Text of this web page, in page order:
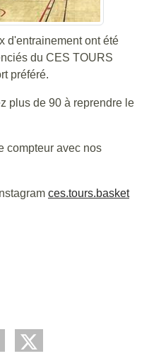
d'entrainement ont été
du CES TOURS
préféré.
plus de 90 à reprendre le
compteur avec nos
ces.tours.basket